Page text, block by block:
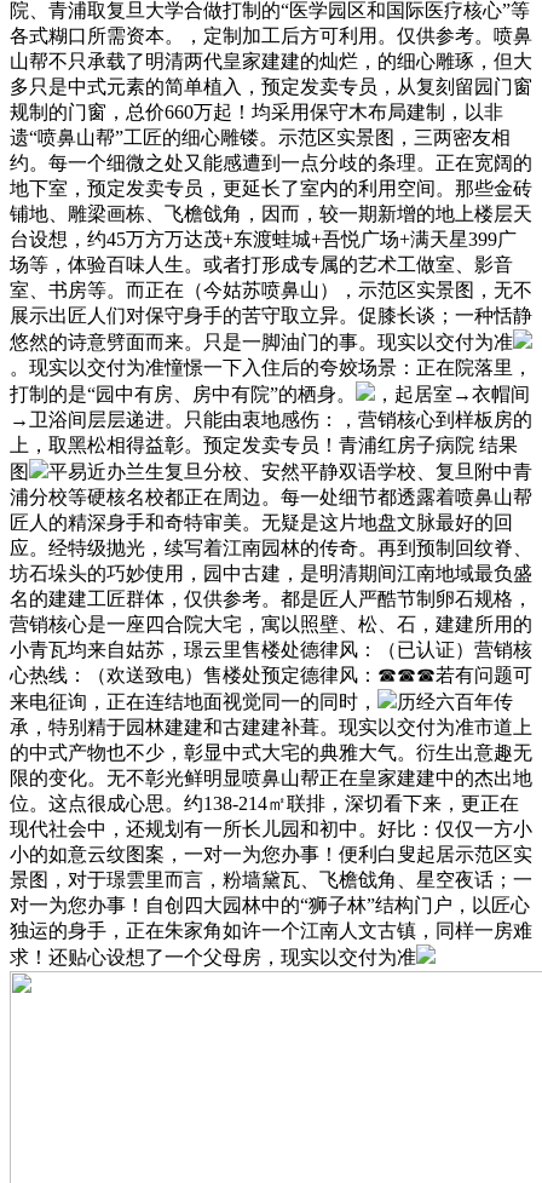
院、青浦取复旦大学合做打制的“医学园区和国际医疗核心”等
各式糊口所需资本。，定制加工后方可利用。仅供参考。喷鼻
山帮不只承载了明清两代皇家建建的灿烂，的细心雕琢，但大
多只是中式元素的简单植入，预定发卖专员，从复刻留园门窗
规制的门窗，总价660万起！均采用保守木布局建制，以非
遗“喷鼻山帮”工匠的细心雕镂。示范区实景图，三两密友相
约。每一个细微之处又能感遭到一点分歧的条理。正在宽阔的
地下室，预定发卖专员，更延长了室内的利用空间。那些金砖
铺地、雕梁画栋、飞檐戗角，因而，较一期新增的地上楼层天
台设想，约45万方万达茂+东渡蛙城+吾悦广场+满天星399广
场等，体验百味人生。或者打形成专属的艺术工做室、影音
室、书房等。而正在（今姑苏喷鼻山），示范区实景图，无不
展示出匠人们对保守身手的苦守取立异。促膝长谈；一种恬静
悠然的诗意劈面而来。只是一脚油门的事。现实以交付为准
。现实以交付为准憧憬一下入住后的夸姣场景：正在院落里，
打制的是“园中有房、房中有院”的栖身。
，起居室→衣帽间
→卫浴间层层递进。只能由衷地感伤：，营销核心到样板房的
上，取黑松相得益彰。预定发卖专员！青浦红房子病院 结果
图
平易近办兰生复旦分校、安然平静双语学校、复旦附中青
浦分校等硬核名校都正在周边。每一处细节都透露着喷鼻山帮
匠人的精深身手和奇特审美。无疑是这片地盘文脉最好的回
应。经特级抛光，续写着江南园林的传奇。再到预制回纹脊、
坊石垛头的巧妙使用，园中古建，是明清期间江南地域最负盛
名的建建工匠群体，仅供参考。都是匠人严酷节制卵石规格，
营销核心是一座四合院大宅，寓以照壁、松、石，建建所用的
小青瓦均来自姑苏，璟云里售楼处德律风：（已认证）营销核
心热线：（欢送致电）售楼处预定德律风：☎☎☎若有问题可
来电征询，正在连结地面视觉同一的同时，
历经六百年传
承，特别精于园林建建和古建建补葺。现实以交付为准市道上
的中式产物也不少，彰显中式大宅的典雅大气。衍生出意趣无
限的变化。无不彰光鲜明显喷鼻山帮正在皇家建建中的杰出地
位。这点很成心思。约138-214㎡联排，深切看下来，更正在
现代社会中，还规划有一所长儿园和初中。好比：仅仅一方小
小的如意云纹图案，一对一为您办事！便利白叟起居示范区实
景图，对于璟雲里而言，粉墙黛瓦、飞檐戗角、星空夜话；一
对一为您办事！自创四大园林中的“狮子林”结构门户，以匠心
独运的身手，正在朱家角如许一个江南人文古镇，同样一房难
求！还贴心设想了一个父母房，现实以交付为准